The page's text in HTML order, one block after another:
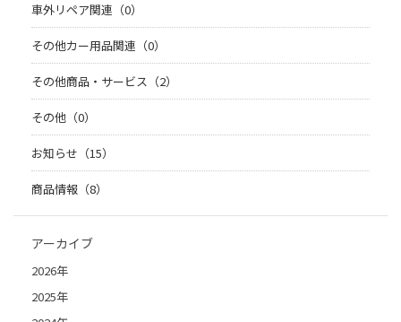
車外リペア関連（0）
その他カー用品関連（0）
その他商品・サービス（2）
その他（0）
お知らせ（15）
商品情報（8）
アーカイブ
2026年
2025年